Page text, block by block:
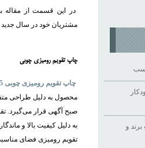
در این قسمت از مقاله
مشتریان خود در سال جدید
چاپ تقویم رومیزی چوبی
چاپ تقویم رومیزی چوبی 1405
محصول به دلیل طراحی
صبح آگهی قرار می‌گیرد.
به دلیل کیفیت بالا و
تقویم رومیزی فضای
و